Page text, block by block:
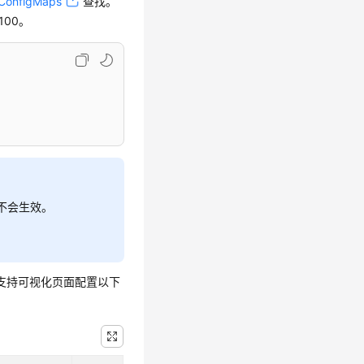
。
生效。
持可视化页面配置以下